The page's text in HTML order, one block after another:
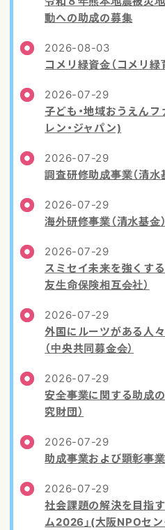
動への助成の募集
2026-08-03
コメリ緑資金（コメリ緑
2026-07-29
子ども・地域おうえんフ
レン・ジャパン)
2026-07-29
調査研修助成事業（清水
2026-07-29
海外研修事業（清水基金）
2026-07-29
スミセイ未来を強くす
友生命保険相互会社）
2026-07-29
外国にルーツがある人
（中央共同募金会）
2026-07-29
安全事業に関する助成
究財団）
2026-07-29
助成事業および顕彰事
2026-07-29
社会課題の解決を目指
ム2026」(大阪NPOセ